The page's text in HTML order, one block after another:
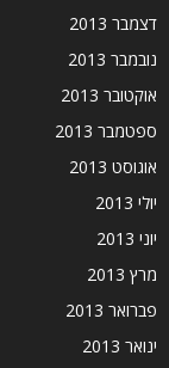
דצמבר 2013
נובמבר 2013
אוקטובר 2013
ספטמבר 2013
אוגוסט 2013
יולי 2013
יוני 2013
מרץ 2013
פברואר 2013
ינואר 2013